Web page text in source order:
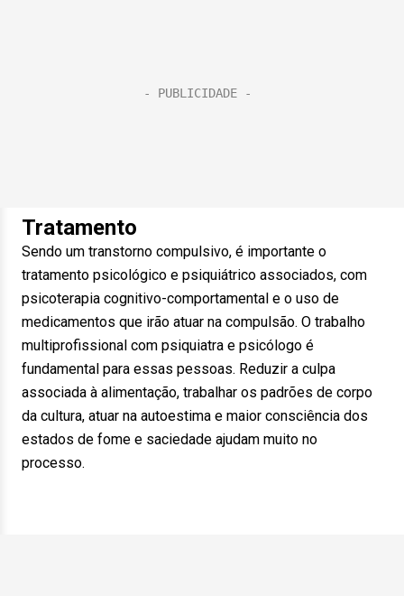
Tratamento
Sendo um transtorno compulsivo, é importante o
tratamento psicológico e psiquiátrico associados, com
psicoterapia cognitivo-comportamental e o uso de
medicamentos que irão atuar na compulsão. O trabalho
multiprofissional com psiquiatra e psicólogo é
fundamental para essas pessoas. Reduzir a culpa
associada à alimentação, trabalhar os padrões de corpo
da cultura, atuar na autoestima e maior consciência dos
estados de fome e saciedade ajudam muito no
processo.